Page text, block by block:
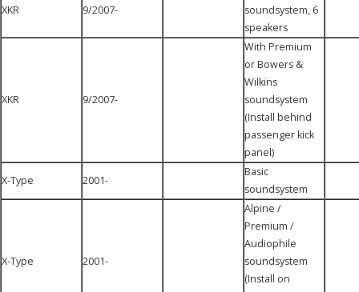
XKR 9/2007-
soundsystem, 6
speakers
XKR 9/2007-
With Premium
or Bowers &
Wilkins
soundsystem
(Install behind
passenger kick
panel)
X-Type 2001-
Basic
soundsystem
X-Type 2001-
Alpine /
Premium /
Audiophile
soundsystem
(Install on